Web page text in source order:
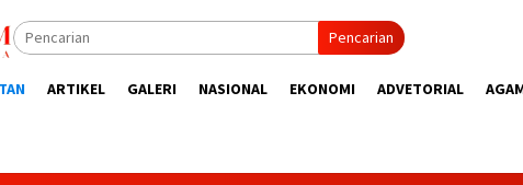
Pencarian
ARTIKEL GALERI NASIONAL EKONOMI ADVETORIAL